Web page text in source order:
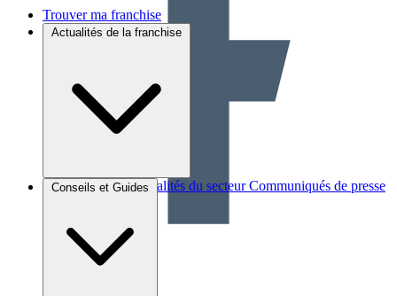
Trouver ma franchise
Actualités de la franchise
Brèves et actus Actualités du secteur Communiqués de presse
Conseils et Guides